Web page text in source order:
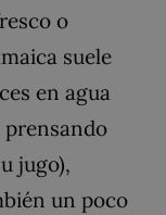
o
suele
en agua
jugo),
un poco